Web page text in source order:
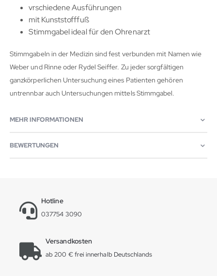
vrschiedene Ausführungen
mit Kunststofffuß
Stimmgabel ideal für den Ohrenarzt
Stimmgabeln in der Medizin sind fest verbunden mit Namen wie
Weber und Rinne oder Rydel Seiffer. Zu jeder sorgfältigen
ganzkörperlichen Untersuchung eines Patienten gehören
untrennbar auch Untersuchungen mittels Stimmgabel.
MEHR INFORMATIONEN
BEWERTUNGEN
Hotline
037754 3090
Versandkosten
ab 200 € frei innerhalb Deutschlands